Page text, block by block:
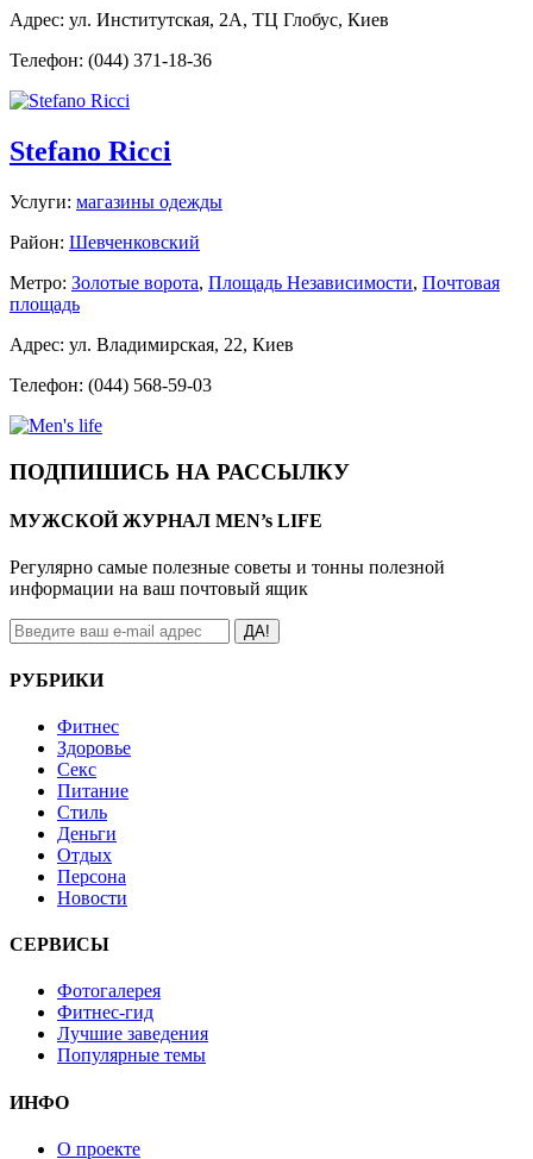
Адрес: ул. Институтская, 2А, ТЦ Глобус, Киев
Телефон: (044) 371-18-36
Stefano Ricci
Услуги: магазины одежды
Район: Шевченковский
Метро: Золотые ворота, Площадь Независимости, Почтовая
площадь
Адрес: ул. Владимирская, 22, Киев
Телефон: (044) 568-59-03
ПОДПИШИСЬ НА РАССЫЛКУ
МУЖСКОЙ ЖУРНАЛ MEN’s LIFE
Регулярно самые полезные советы и тонны полезной
информации на ваш почтовый ящик
ДА!
РУБРИКИ
Фитнес
Здоровье
Секс
Питание
Стиль
Деньги
Отдых
Персона
Новости
СЕРВИСЫ
Фотогалерея
Фитнес-гид
Лучшие заведения
Популярные темы
ИНФО
О проекте